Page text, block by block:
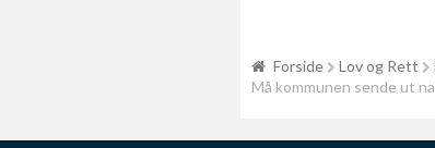
Forside Lov og Rett
Må kommunen sende ut